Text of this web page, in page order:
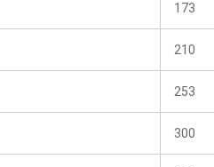
173
210
253
300